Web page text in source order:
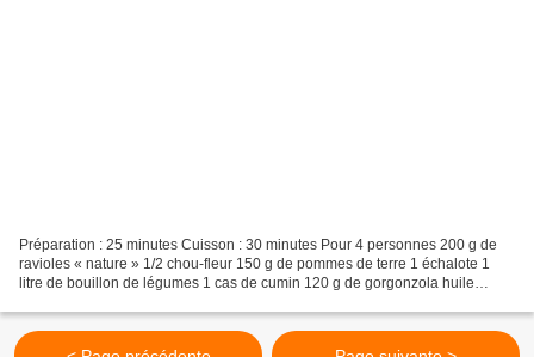
Préparation : 25 minutes Cuisson : 30 minutes Pour 4 personnes 200 g de
ravioles « nature » 1/2 chou-fleur 150 g de pommes de terre 1 échalote 1
litre de bouillon de légumes 1 cas de cumin 120 g de gorgonzola huile